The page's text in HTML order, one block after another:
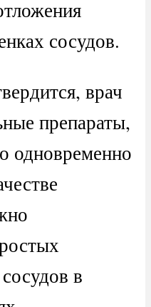
сосудов.
врач
препараты,
одновременно
в